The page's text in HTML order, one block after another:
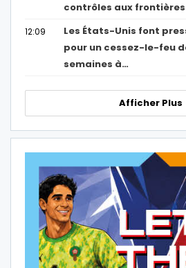
contrôles aux
12:09
Les États-Unis font
pour un cessez-le-feu
semaines à…
Afficher Plus